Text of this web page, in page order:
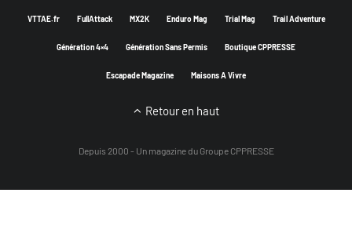
VTTAE.fr FullAttack MX2K Enduro Mag Trial Mag Trail Adventure
Génération 4×4 Génération Sans Permis Boutique CPPRESSE
Escapade Magazine Maisons A Vivre
Retour en haut
Depuis 2000 - Un magazine du Groupe CPPRESSE